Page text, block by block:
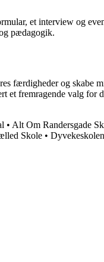
et interview og
pædagogik.
færdigheder og
fremragende valg for
• Alt Om Randersgade
Skole •